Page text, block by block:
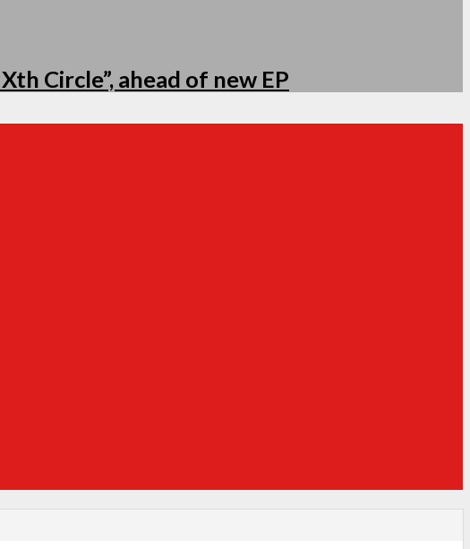
Circle”, ahead of new EP